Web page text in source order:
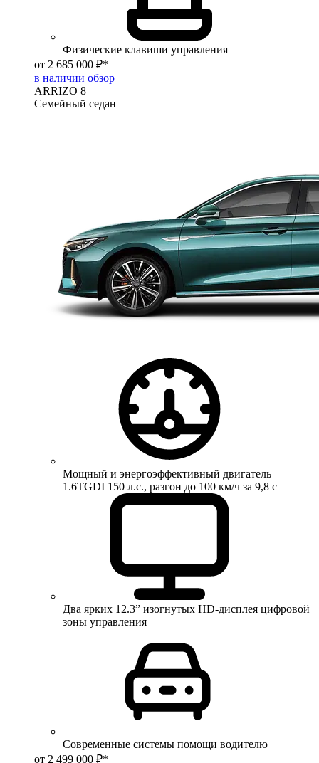
Физические клавиши управления
от 2 685 000 ₽*
в наличии обзор
ARRIZO 8
Семейный седан
Мощный и энергоэффективный двигатель
1.6TGDI 150 л.с., разгон до 100 км/ч за 9,8 с
Два ярких 12.3” изогнутых HD-дисплея цифровой
зоны управления
Современные системы помощи водителю
от 2 499 000 ₽*